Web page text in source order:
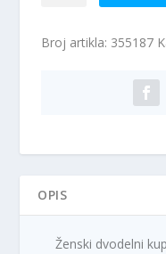
D185
Broj artikla: 355187
OPIS
Ženski dvodelni